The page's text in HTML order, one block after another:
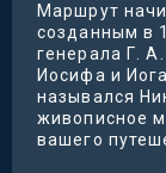
Маршрут
созданным в
генерала Г.
Иосифа и
назывался
живописное
вашего